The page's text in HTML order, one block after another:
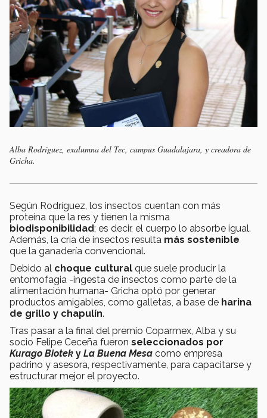
Alba Rodríguez, exalumna del Tec, campus Guadalajara, y creadora de
Gricha.
Según Rodríguez, los insectos cuentan con más
proteína que la res y tienen la misma
biodisponibilidad; es decir, el cuerpo lo absorbe igual.
Además, la cría de insectos resulta más sostenible
que la ganadería convencional.
Debido al choque cultural que suele producir la
entomofagia -ingesta de insectos como parte de la
alimentación humana- Gricha optó por generar
productos amigables, como galletas, a base de harina
de grillo y chapulín.
Tras pasar a la final del premio Coparmex, Alba y su
socio Felipe Ceceña fueron seleccionados por
Kurago Biotek y La Buena Mesa como empresa
padrino y asesora, respectivamente, para capacitarse y
estructurar mejor el proyecto.